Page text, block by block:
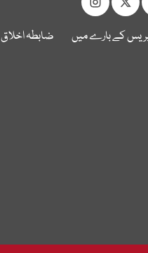
کے بارے میں ضابطہ اخلاق